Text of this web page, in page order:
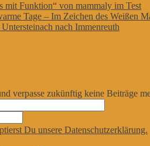
mit Funktion“ von mammaly im Test
Tage – Im Zeichen des Weißen
nach Immenreuth
verpasse zukünftig keine Beiträge
Du unsere Datenschutzerklärung.